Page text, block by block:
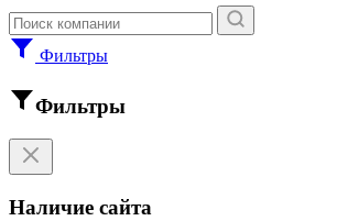
Фильтры
Фильтры
Наличие сайта